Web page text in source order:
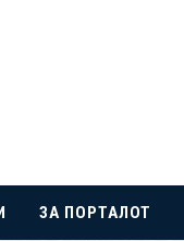
ЗА ПОРТАЛОТ